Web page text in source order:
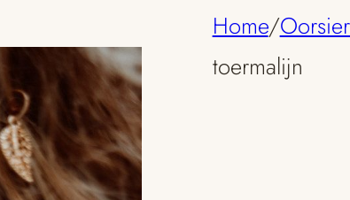
Home/
toermalijn